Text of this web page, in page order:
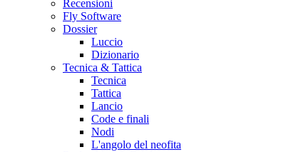
Recensioni
Fly Software
Dossier
Luccio
Dizionario
Tecnica & Tattica
Tecnica
Tattica
Lancio
Code e finali
Nodi
L'angolo del neofita